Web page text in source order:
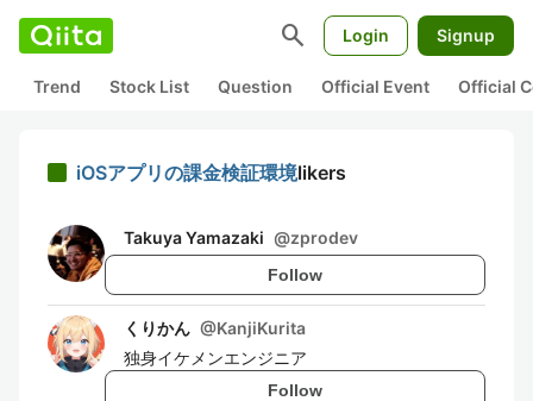
search Login Signup
Trend Stock List Question Official Event Official
iOSアプリの課金検証環境likers
Takuya Yamazaki @zprodev
Follow
くりかん @KanjiKurita
独身イケメンエンジニア
Follow